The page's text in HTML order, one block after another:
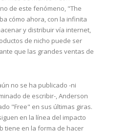
de este fenómeno, "The
cómo ahora, con la infinita
y distribuir vía internet,
de nicho puede ser
que las grandes ventas de
no se ha publicado -ni
de escribir-, Anderson
"Free" en sus últimas giras.
en la línea del impacto
tiene en la forma de hacer